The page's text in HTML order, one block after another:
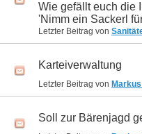
Wie gefällt euch die
'Nimm ein Sackerl
Letzter Beitrag von
Karteiverwaltung
Letzter Beitrag von
Soll zur Bärenjagd